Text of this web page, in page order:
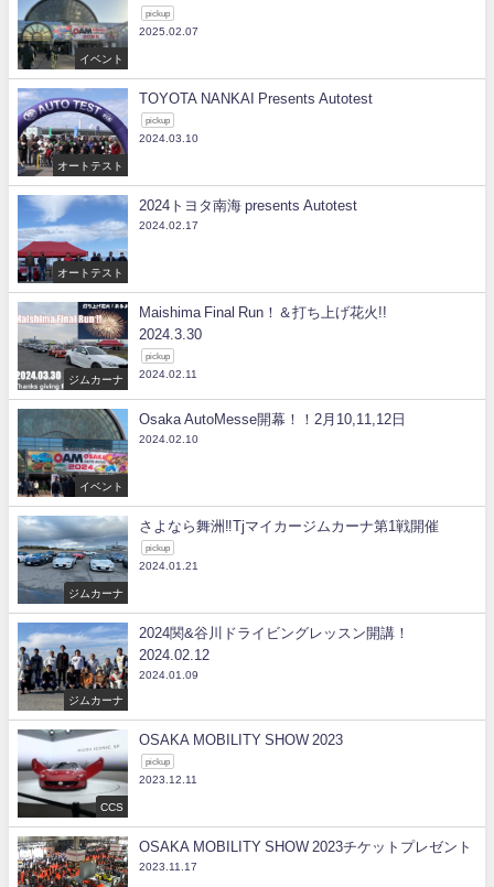
イベント
pickup
2025.02.07
オートテスト
TOYOTA NANKAI Presents Autotest
pickup
2024.03.10
オートテスト
2024トヨタ南海 presents Autotest
2024.02.17
ジムカーナ
Maishima Final Run！＆打ち上げ花火!!
2024.3.30
pickup
2024.02.11
イベント
Osaka AutoMesse開幕！！2月10,11,12日
2024.02.10
ジムカーナ
さよなら舞洲‼Tjマイカージムカーナ第1戦開催
pickup
2024.01.21
ジムカーナ
2024関&谷川ドライビングレッスン開講！
2024.02.12
2024.01.09
CCS
OSAKA MOBILITY SHOW 2023
pickup
2023.12.11
OSAKA MOBILITY SHOW 2023チケットプレゼント
2023.11.17